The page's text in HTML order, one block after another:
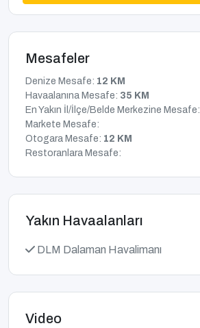
Mesafeler
Denize Mesafe: 12 KM
Havaalanına Mesafe: 35 KM
En Yakın İl/İlçe/Belde Merkezine Mesafe:
Markete Mesafe:
Otogara Mesafe: 12 KM
Restoranlara Mesafe:
Yakın Havaalanları
DLM Dalaman Havalimanı
Video